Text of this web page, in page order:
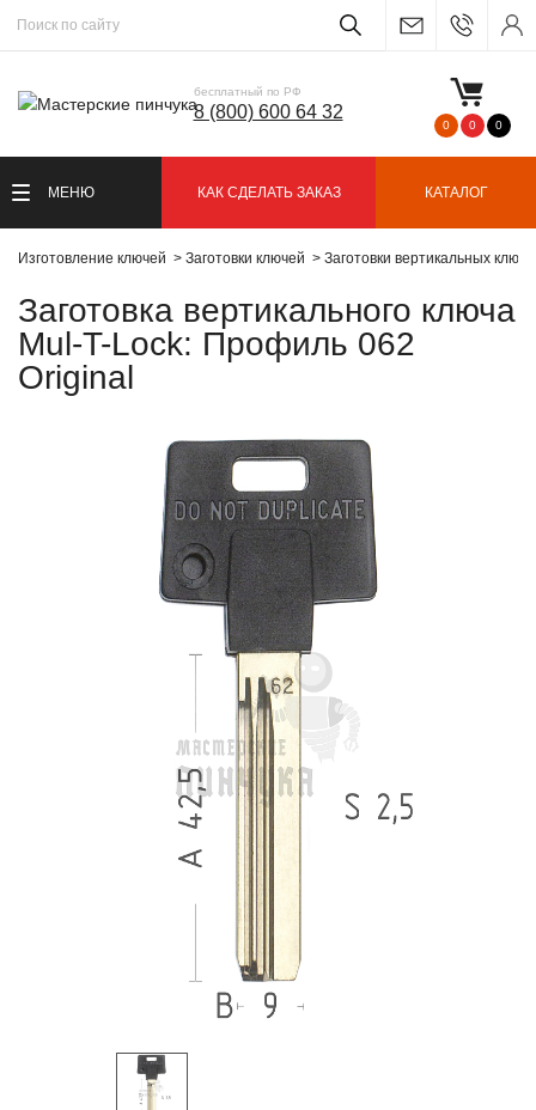
бесплатный по РФ
8 (800) 600 64 32
0 0 0
МЕНЮ КАК СДЕЛАТЬ ЗАКАЗ КАТАЛОГ
Изготовление ключей Заготовки ключей Заготовки вертикальных
Заготовка вертикального ключа
Mul-T-Lock: Профиль 062
Original